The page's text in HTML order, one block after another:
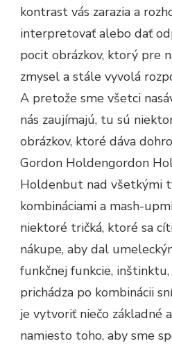
kontrast vás zarazia a
interpretovať alebo dať
pocit obrázkov, ktorý pre
zmysel a stále vyvolá
A pretože sme všetci
nás zaujímajú, tu sú
obrázkov, ktoré dáva
Gordon Holdengordon
Holdenbut nad všetkými
kombináciami a mash-
niektoré tričká, ktoré sa
nákupe, aby dal
funkčnej funkcie,
prichádza po kombinácii
je vytvoriť niečo základné
namiesto toho, aby sme